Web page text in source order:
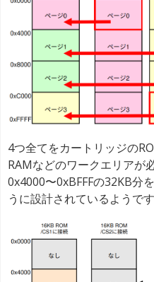
4つ全てをカートリッジの
RAMなどのワークエリアが
0x4000〜0xBFFFの32KB分
うに設計されているようです